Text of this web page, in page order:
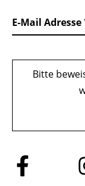
E-Mail Adresse
Bitte
Folge
uns